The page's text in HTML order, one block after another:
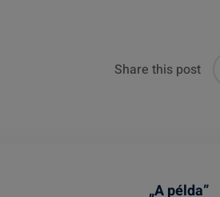
Share this post
„A példa”